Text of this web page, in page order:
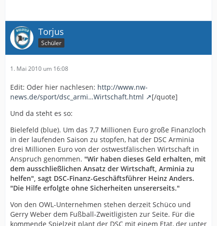
Torjus
Schüler
1. Mai 2010 um 16:08
Edit: Oder hier nachlesen: http://www.nw-
news.de/sport/dsc_armi…Wirtschaft.html
[/quote]
Und da steht es so:
Bielefeld (blue). Um das 7,7 Millionen Euro große Finanzloch
in der laufenden Saison zu stopfen, hat der DSC Arminia
drei Millionen Euro von der ostwestfälischen Wirtschaft in
Anspruch genommen. "Wir haben dieses Geld erhalten, mit
dem ausschließlichen Ansatz der Wirtschaft, Arminia zu
helfen", sagt DSC-Finanz-Geschäftsführer Heinz Anders.
"Die Hilfe erfolgte ohne Sicherheiten unsererseits."
Von den OWL-Unternehmen stehen derzeit Schüco und
Gerry Weber dem Fußball-Zweitligisten zur Seite. Für die
kommende Spielzeit plant der DSC mit einem Etat, der unter